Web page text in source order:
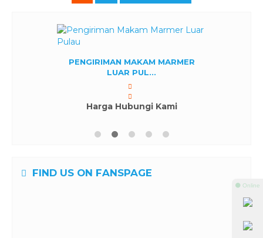
PENGIRIMAN MAKAM MARMER
LUAR PUL...
Harga Hubungi Kami
FIND US ON FANSPAGE
⚫ Online